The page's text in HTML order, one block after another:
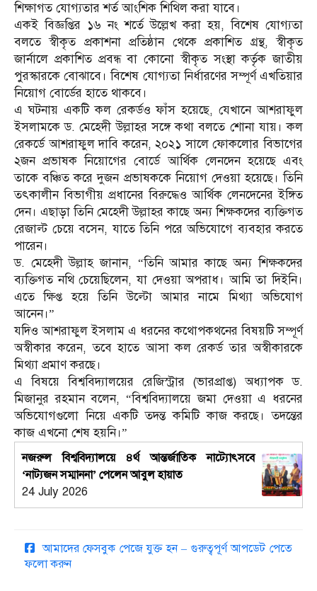
শিক্ষাগত যোগ্যতার শর্ত আংশিক শিথিল করা যাবে।
একই বিজ্ঞপ্তির ১৬ নং শর্তে উল্লেখ করা হয়, বিশেষ যোগ্যতা
বলতে স্বীকৃত প্রকাশনা প্রতিষ্ঠান থেকে প্রকাশিত গ্রন্থ, স্বীকৃত
জার্নালে প্রকাশিত প্রবন্ধ বা কোনো স্বীকৃত সংস্থা কর্তৃক জাতীয়
পুরস্কারকে বোঝাবে। বিশেষ যোগ্যতা নির্ধারণের সম্পূর্ণ এখতিয়ার
নিয়োগ বোর্ডের হাতে থাকবে।
এ ঘটনায় একটি কল রেকর্ডও ফাঁস হয়েছে, যেখানে আশরাফুল
ইসলামকে ড. মেহেদী উল্লাহর সঙ্গে কথা বলতে শোনা যায়। কল
রেকর্ডে আশরাফুল দাবি করেন, ২০২১ সালে ফোকলোর বিভাগের
২জন প্রভাষক নিয়োগের বোর্ডে আর্থিক লেনদেন হয়েছে এবং
তাকে বঞ্চিত করে দুজন প্রভাষককে নিয়োগ দেওয়া হয়েছে। তিনি
তৎকালীন বিভাগীয় প্রধানের বিরুদ্ধেও আর্থিক লেনদেনের ইঙ্গিত
দেন। এছাড়া তিনি মেহেদী উল্লাহর কাছে অন্য শিক্ষকদের ব্যক্তিগত
রেজাল্ট চেয়ে বসেন, যাতে তিনি পরে অভিযোগে ব্যবহার করতে
পারেন।
ড. মেহেদী উল্লাহ জানান, “তিনি আমার কাছে অন্য শিক্ষকদের
ব্যক্তিগত নথি চেয়েছিলেন, যা দেওয়া অপরাধ। আমি তা দিইনি।
এতে ক্ষিপ্ত হয়ে তিনি উল্টো আমার নামে মিথ্যা অভিযোগ
আনেন।”
যদিও আশরাফুল ইসলাম এ ধরনের কথোপকথনের বিষয়টি সম্পূর্ণ
অস্বীকার করেন, তবে হাতে আসা কল রেকর্ড তার অস্বীকারকে
মিথ্যা প্রমাণ করছে।
এ বিষয়ে বিশ্ববিদ্যালয়ের রেজিস্ট্রার (ভারপ্রাপ্ত) অধ্যাপক ড.
মিজানুর রহমান বলেন, “বিশ্ববিদ্যালয়ে জমা দেওয়া এ ধরনের
অভিযোগগুলো নিয়ে একটি তদন্ত কমিটি কাজ করছে। তদন্তের
কাজ এখনো শেষ হয়নি।”
নজরুল বিশ্ববিদ্যালয়ে ৪র্থ আন্তর্জাতিক নাট্যোৎসবে
‘নাট্যজন সম্মাননা’ পেলেন আবুল হায়াত
24 July 2026
আমাদের ফেসবুক পেজে যুক্ত হন – গুরুত্বপূর্ণ আপডেট পেতে
ফলো করুন